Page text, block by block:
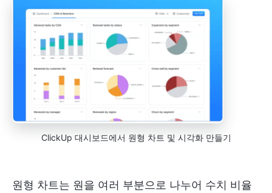
ClickUp 대시보드에서 원형 차트 및 시각화 만들기
원형 차트는 원을 여러 부분으로 나누어 수치 비율